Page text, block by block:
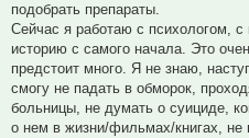
подобрать препараты.
Сейчас я работаю с психологом,
историю с самого начала. Это
предстоит много. Я не знаю,
смогу не падать в обморок,
больницы, не думать о суициде,
о нем в жизни/фильмах/книгах,